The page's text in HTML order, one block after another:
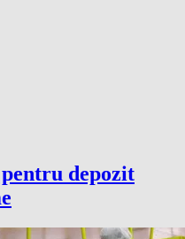
pentru depozit